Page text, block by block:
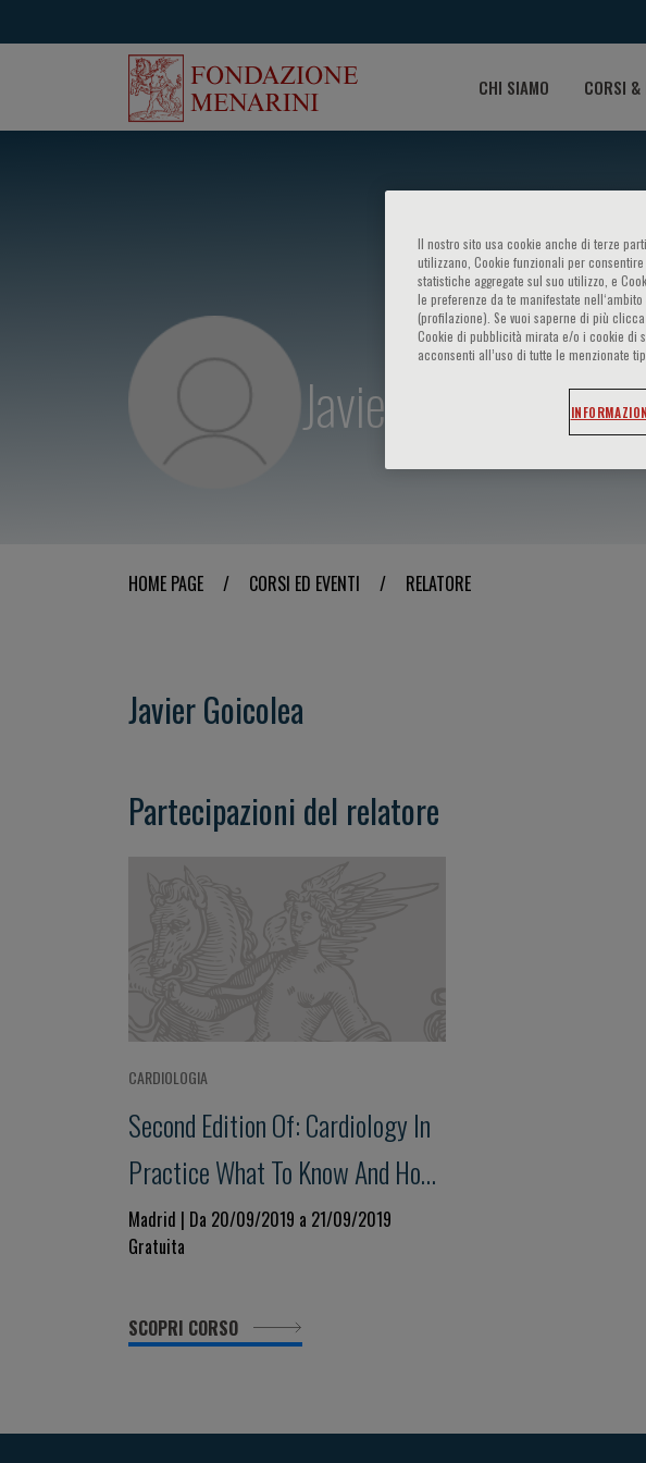
CHI SIAMO CORSI &
Javier Goicolea
HOME PAGE / CORSI ED EVENTI / RELATORE
Javier Goicolea
Partecipazioni del relatore
CARDIOLOGIA
Second Edition Of: Cardiology In
Practice What To Know And How
To Apply Knowledge
Madrid | Da 20/09/2019 a 21/09/2019
Gratuita
SCOPRI CORSO
Il nostro sito usa cookie anche di terze
utilizzano, Cookie funzionali per
statistiche aggregate sul suo utilizzo, e
le preferenze da te manifestate
(profilazione). Se vuoi saperne di più
Cookie di pubblicità mirata e/o i cookie di
acconsenti all’uso di tutte le menzionate